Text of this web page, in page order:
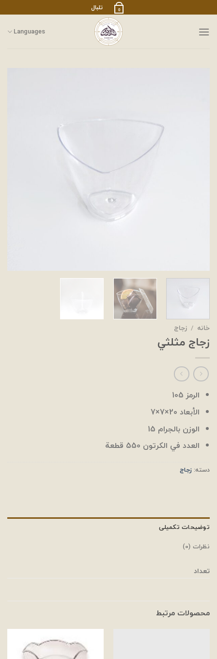
از
محتوا
0 تلبال
Languages
خانه / زجاج
زجاج مثلثي
الرمز 105
الأبعاد 20×7×7
الوزن بالجرام 15
العدد في الكرتون 550 قطعة
دسته: زجاج
توضیحات تکمیلی
نظرات (0)
تعداد
محصولات مرتبط